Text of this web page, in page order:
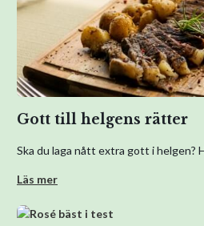
Gott till helgens rätter
Ska du laga nått extra gott i helgen?
Läs mer